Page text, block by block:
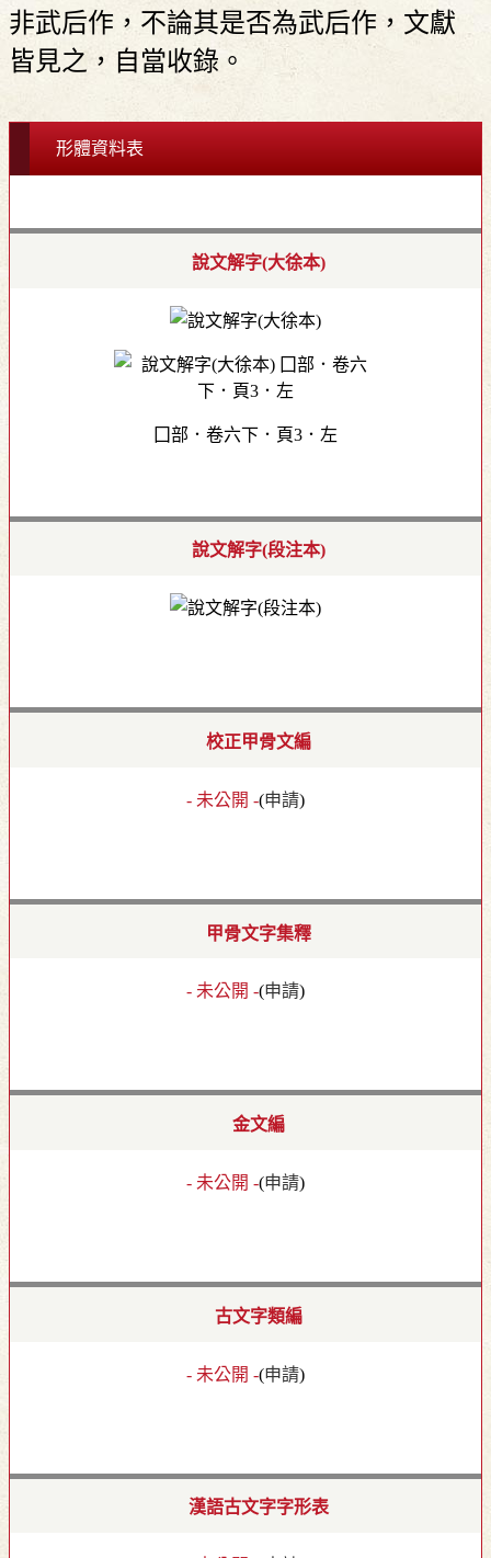
非武后作，不論其是否為武后作，文獻
皆見之，自當收錄。
形體資料表
說文解字(大徐本)
囗部．卷六下．頁3．左
說文解字(段注本)
校正甲骨文編
- 未公開 -(申請)
甲骨文字集釋
- 未公開 -(申請)
金文編
- 未公開 -(申請)
古文字類編
- 未公開 -(申請)
漢語古文字字形表